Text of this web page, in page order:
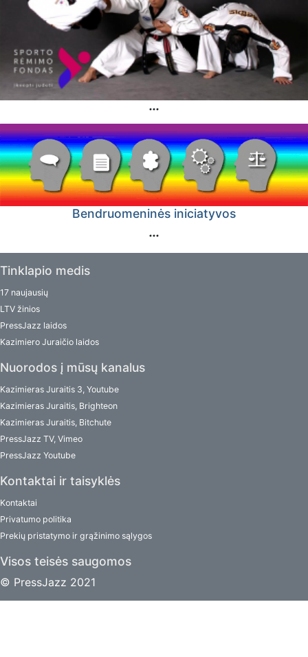
Bendruomeninės iniciatyvos
Tinklapio medis
17 naujausių
LTV žinios
PressJazz laidos
Kazimiero Juraičio laidos
Nuorodos į mūsų kanalus
Kazimieras Juraitis 3, Youtube
Kazimieras Juraitis, Brighteon
Kazimieras Juraitis, Bitchute
PressJazz TV, Vimeo
PressJazz Youtube
Kontaktai ir taisyklės
Kontaktai
Privatumo politika
Prekių pristatymo ir grąžinimo sąlygos
Visos teisės saugomos
© PressJazz 2021